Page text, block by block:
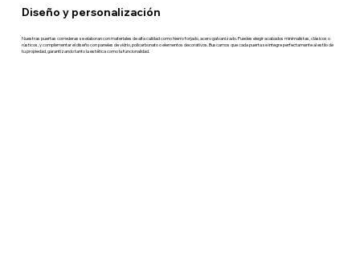
Diseño y personalización
Nuestras puertas correderas se elaboran con materiales de alta calidad como hierro forjado, acero galvanizado. Puedes elegir acabados minimalistas, clásicos o
rústicos, y complementar el diseño con paneles de vidrio, policarbonato o elementos decorativos. Buscamos que cada puerta se integre perfectamente al estilo de
tu propiedad, garantizando tanto la estética como la funcionalidad.